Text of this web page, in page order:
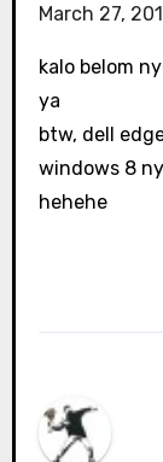
March 27,
kalo belom
ya
btw, dell
windows 8
hehehe